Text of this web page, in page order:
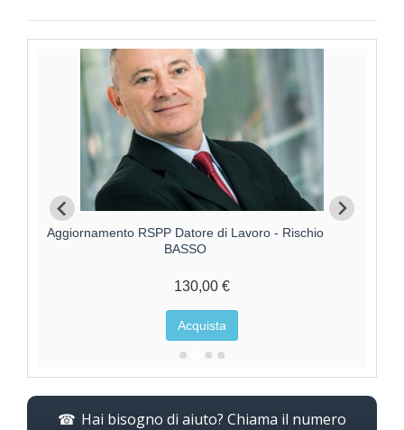
Aggiornamento RSPP Datore di Lavoro - Rischio
BASSO
130,00 €
Acquista
Hai bisogno di aiuto? Chiama il numero